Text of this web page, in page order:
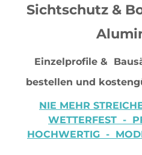
Sichtschutz &
Einzelprofile &
bestellen und
NIE MEHR
WETTERFEST -
HOCHWERTIG -